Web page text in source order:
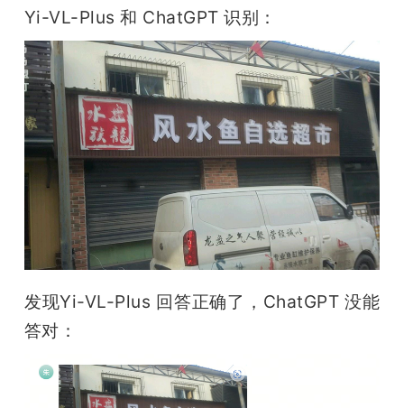
Yi-VL-Plus 和 ChatGPT 识别：
发现Yi-VL-Plus 回答正确了，ChatGPT 没能
答对：